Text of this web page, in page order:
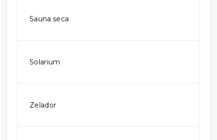
Sauna seca
Solarium
Zelador